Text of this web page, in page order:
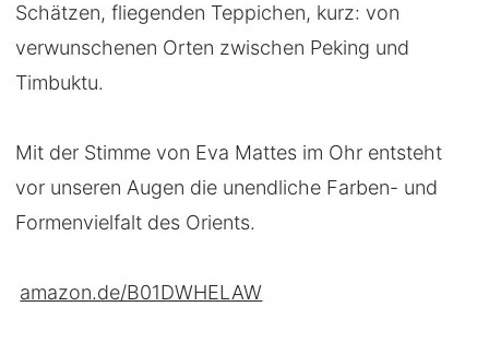
Schätzen, fliegenden Teppichen, kurz: von
verwunschenen Orten zwischen Peking und
Timbuktu.
Mit der Stimme von Eva Mattes im Ohr entsteht
vor unseren Augen die unendliche Farben- und
Formenvielfalt des Orients.
amazon.de/B01DWHELAW